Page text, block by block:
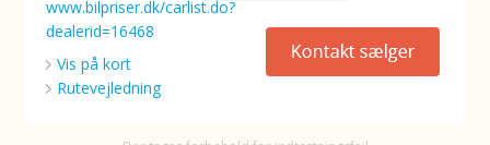
www.bilpriser.dk/carlist.do?
dealerid=16468
Vis på kort
Rutevejledning